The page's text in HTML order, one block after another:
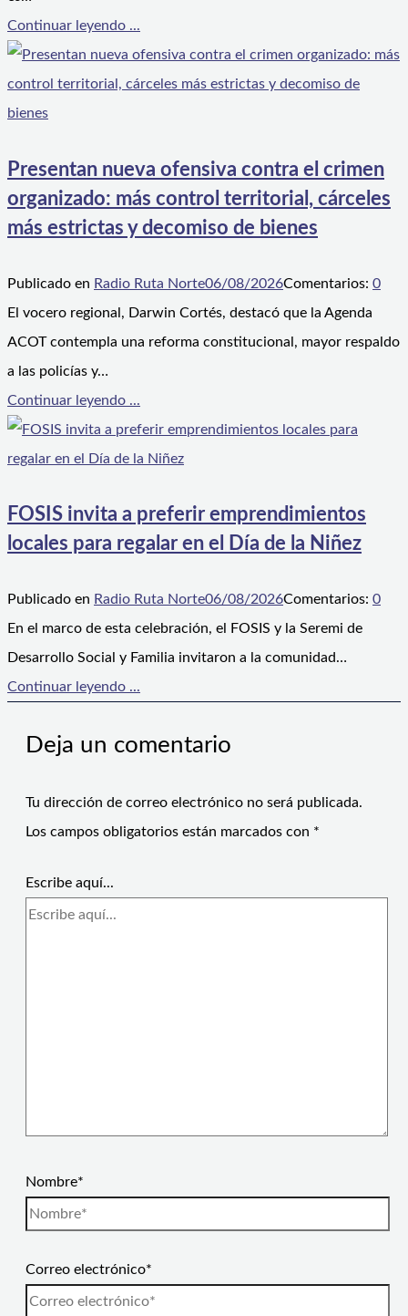
Continuar leyendo ...
Presentan nueva ofensiva contra el crimen
organizado: más control territorial, cárceles
más estrictas y decomiso de bienes
Publicado en Radio Ruta Norte06/08/2026Comentarios: 0
El vocero regional, Darwin Cortés, destacó que la Agenda
ACOT contempla una reforma constitucional, mayor respaldo
a las policías y…
Continuar leyendo ...
FOSIS invita a preferir emprendimientos
locales para regalar en el Día de la Niñez
Publicado en Radio Ruta Norte06/08/2026Comentarios: 0
En el marco de esta celebración, el FOSIS y la Seremi de
Desarrollo Social y Familia invitaron a la comunidad…
Continuar leyendo ...
Deja un comentario
Tu dirección de correo electrónico no será publicada.
Los campos obligatorios están marcados con *
Escribe aquí...
Nombre*
Correo electrónico*